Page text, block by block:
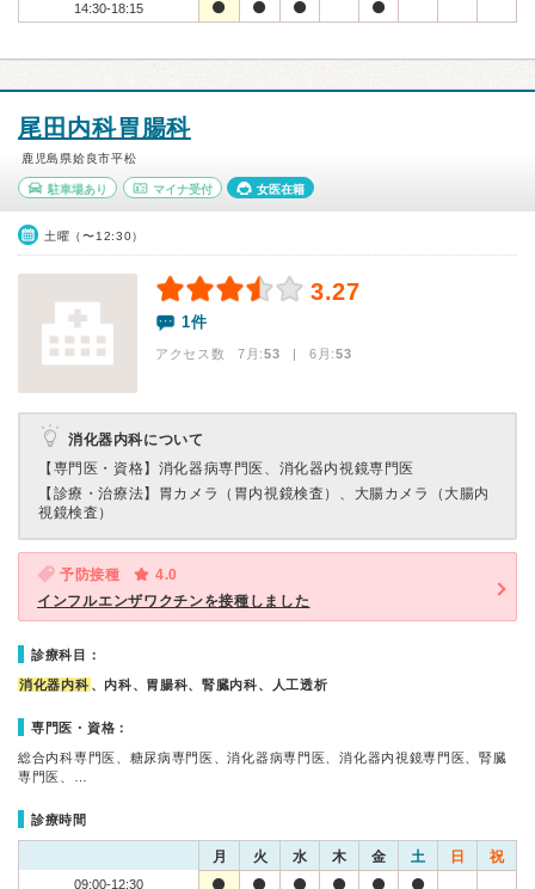
14:30-18:15
尾田内科胃腸科
鹿児島県姶良市平松
駐車場あり マイナ受付 女医在籍
土曜（〜12:30）
3.27
1件
アクセス数 7月:53 | 6月:53
消化器内科について
【専門医・資格】 消化器病専門医、消化器内視鏡専門医
【診療・治療法】 胃カメラ（胃内視鏡検査）、大腸カメラ（大腸内
視鏡検査）
予防接種
4.0
インフルエンザワクチンを接種しました
診療科目：
消化器内科 、内科、胃腸科、腎臓内科、人工透析
専門医・資格：
総合内科専門医、糖尿病専門医、消化器病専門医、消化器内視鏡専門医、腎臓
専門医、…
診療時間
月 火 水 木 金 土 日 祝
09:00-12:30